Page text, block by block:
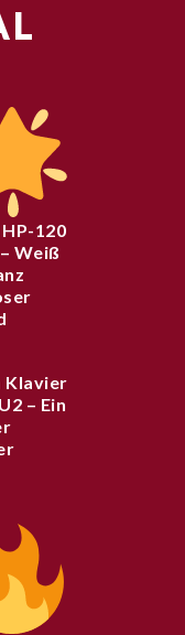
120
Weiß
Klavier
– Ein